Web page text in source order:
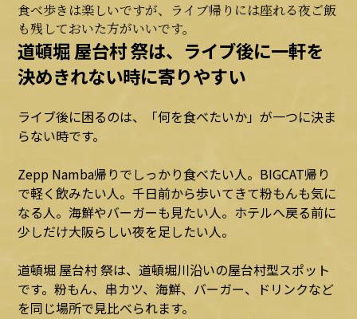
食べ歩きは楽しいですが、ライブ帰りには座れる夜ご飯
も残しておいた方がいいです。
道頓堀 屋台村 祭は、ライブ後に一軒を
決めきれない時に寄りやすい
ライブ後に困るのは、「何を食べたいか」が一つに決ま
らない時です。
Zepp Namba帰りでしっかり食べたい人。BIGCAT帰り
で軽く飲みたい人。千日前から歩いてきて粉もんも気に
なる人。海鮮やバーガーも見たい人。ホテルへ戻る前に
少しだけ大阪らしい夜を足したい人。
道頓堀 屋台村 祭は、道頓堀川沿いの屋台村型スポット
です。粉もん、串カツ、海鮮、バーガー、ドリンクなど
を同じ場所で見比べられます。